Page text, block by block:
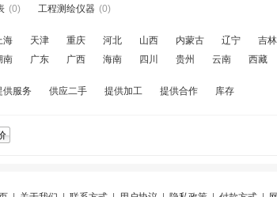
(0) 工程测绘仪器 (0)
海 天津 重庆 河北 山西 内蒙古 辽宁 吉林
南 广东 广西 海南 四川 贵州 云南 西藏
供服务 供应二手 提供加工 提供合作 库存